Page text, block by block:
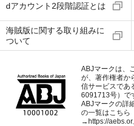
dアカウント2段階認証とは
海賊版に関する取り組みに
ついて
ABJマークは、
が、著作権者か
信サービスであ
6091713号）で
ABJマークの詳
の一覧はこちら
→https://